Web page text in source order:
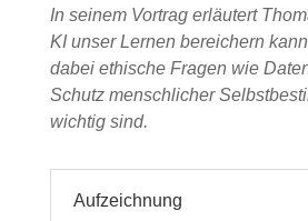
In seinem Vortrag erläutert
KI unser Lernen bereichern
dabei ethische Fragen wie
Schutz menschlicher
wichtig sind.
Aufzeichnung